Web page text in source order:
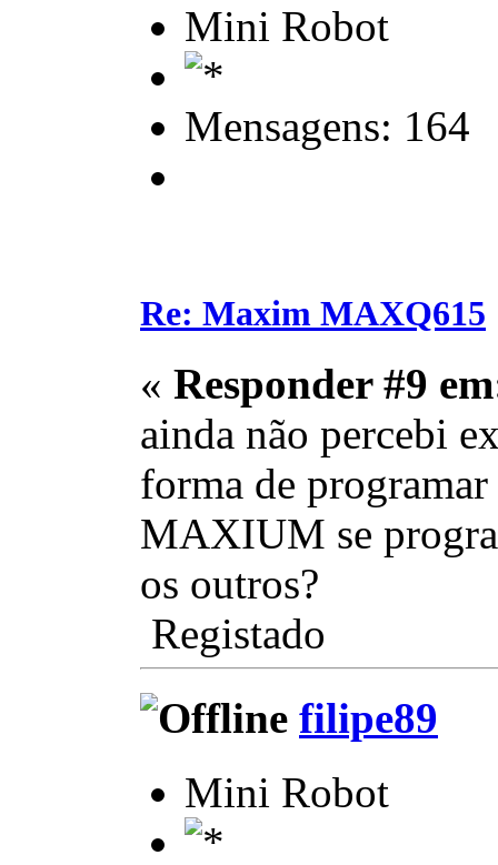
Mini Robot
Mensagens: 164
Re: Maxim MAXQ615
« Responder #9
ainda não percebi
forma de
MAXIUM se
os outros?
Registado
filipe89
Mini Robot